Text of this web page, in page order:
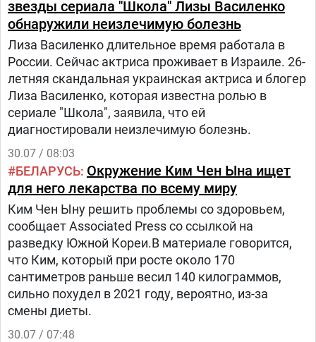
звезды сериала "Школа" Лизы Василенко
обнаружили неизлечимую болезнь
Лиза Василенко длительное время работала в
России. Сейчас актриса проживает в Израиле. 26-
летняя скандальная украинская актриса и блогер
Лиза Василенко, которая известна ролью в
сериале "Школа", заявила, что ей
диагностировали неизлечимую болезнь.
30.07 / 08:03
БЕЛАРУСЬ Окружение Ким Чен Ына ищет
для него лекарства по всему миру
Ким Чен Ыну решить проблемы со здоровьем,
сообщает Associated Press со ссылкой на
разведку Южной Кореи.В материале говорится,
что Ким, который при росте около 170
сантиметров раньше весил 140 килограммов,
сильно похудел в 2021 году, вероятно, из-за
смены диеты.
30.07 / 07:48